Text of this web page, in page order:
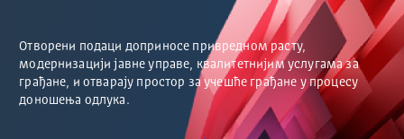
Отворени подаци доприносе привредном расту,
модернизацији јавне управе, квалитетнијим услугама за
грађане, и отварају простор за учешће грађане у процесу
доношења одлука.